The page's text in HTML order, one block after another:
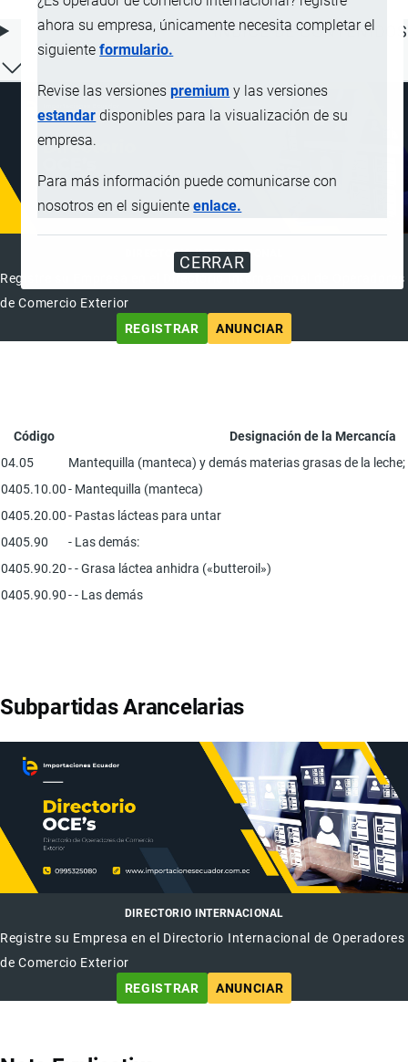
ahora su empresa, únicamente necesita completar el
siguienteformulario.
Revise las versionespremium y las versiones
estandar disponibles para la visualización de su
empresa.
Para más información puede comunicarse con
nosotros en el siguienteenlace.
CERRAR
ÍNDICE DE CONTENIDOS
DIRECTORIO INTERNACIONAL
Registre su Empresa en el Directorio Internacional de Operadores
de Comercio Exterior
REGISTRAR
ANUNCIAR
Código
Designación de la Mercancía
04.05
Mantequilla (manteca) y demás materias grasas de la
0405.10.00- Mantequilla (manteca)
0405.20.00- Pastas lácteas para untar
0405.90
- Las demás:
0405.90.20- - Grasa láctea anhidra («butteroil»)
0405.90.90- - Las demás
Subpartidas Arancelarias
DIRECTORIO INTERNACIONAL
Registre su Empresa en el Directorio Internacional de Operadores
de Comercio Exterior
REGISTRAR
ANUNCIAR